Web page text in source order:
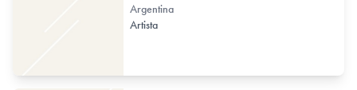
Argentina
Artista